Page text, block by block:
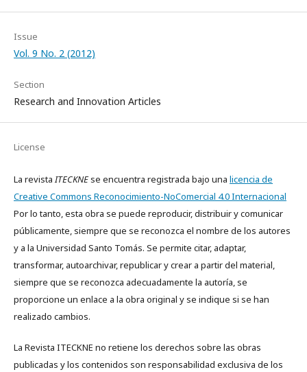
Issue
Vol. 9 No. 2 (2012)
Section
Research and Innovation Articles
License
La revistaITECKNEse encuentra registrada bajo una licencia de
Creative Commons Reconocimiento-NoComercial 4.0 Internacional
Por lo tanto, esta obra se puede reproducir, distribuir y comunicar
públicamente, siempre que se reconozca el nombre de los autores
y a la Universidad Santo Tomás. Se permite citar, adaptar,
transformar, autoarchivar, republicar y crear a partir del material,
siempre que se reconozca adecuadamente la autoría, se
proporcione un enlace a la obra original y se indique si se han
realizado cambios.
La Revista ITECKNE no retiene los derechos sobre las obras
publicadas y los contenidos son responsabilidad exclusiva de los